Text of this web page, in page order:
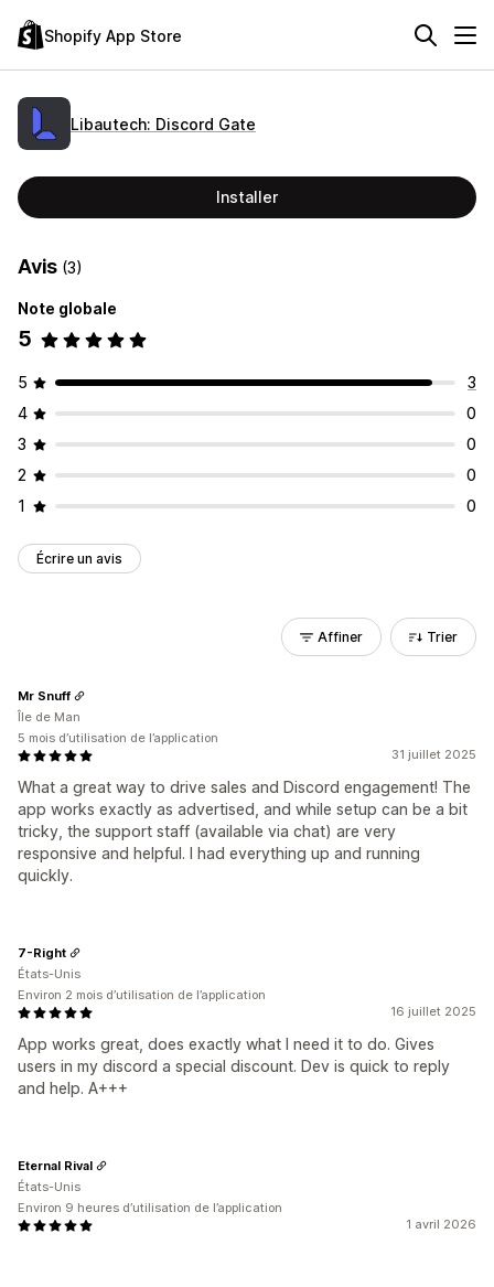
Shopify App Store
Libautech: Discord Gate
Installer
Avis (3)
Note globale
5
5
3
4
0
3
0
2
0
1
0
Écrire un avis
Affiner Trier
31 juillet 2025
What a great way to drive sales and Discord engagement! The
app works exactly as advertised, and while setup can be a bit
tricky, the support staff (available via chat) are very
responsive and helpful. I had everything up and running
quickly.
Mr Snuff
Île de Man
5 mois d’utilisation de l’application
16 juillet 2025
App works great, does exactly what I need it to do. Gives
users in my discord a special discount. Dev is quick to reply
and help. A+++
7-Right
États-Unis
Environ 2 mois d’utilisation de l’application
1 avril 2026
Eternal Rival
États-Unis
Environ 9 heures d’utilisation de l’application